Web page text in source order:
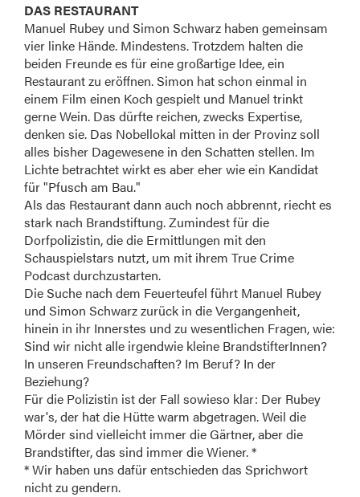
DAS RESTAURANT
Manuel Rubey und Simon Schwarz haben gemeinsam
vier linke Hände. Mindestens. Trotzdem halten die
beiden Freunde es für eine großartige Idee, ein
Restaurant zu eröffnen. Simon hat schon einmal in
einem Film einen Koch gespielt und Manuel trinkt
gerne Wein. Das dürfte reichen, zwecks Expertise,
denken sie. Das Nobellokal mitten in der Provinz soll
alles bisher Dagewesene in den Schatten stellen. Im
Lichte betrachtet wirkt es aber eher wie ein Kandidat
für "Pfusch am Bau."
Als das Restaurant dann auch noch abbrennt, riecht es
stark nach Brandstiftung. Zumindest für die
Dorfpolizistin, die die Ermittlungen mit den
Schauspielstars nutzt, um mit ihrem True Crime
Podcast durchzustarten.
Die Suche nach dem Feuerteufel führt Manuel Rubey
und Simon Schwarz zurück in die Vergangenheit,
hinein in ihr Innerstes und zu wesentlichen Fragen, wie:
Sind wir nicht alle irgendwie kleine BrandstifterInnen?
In unseren Freundschaften? Im Beruf? In der
Beziehung?
Für die Polizistin ist der Fall sowieso klar: Der Rubey
war's, der hat die Hütte warm abgetragen. Weil die
Mörder sind vielleicht immer die Gärtner, aber die
Brandstifter, das sind immer die Wiener. *
* Wir haben uns dafür entschieden das Sprichwort
nicht zu gendern.